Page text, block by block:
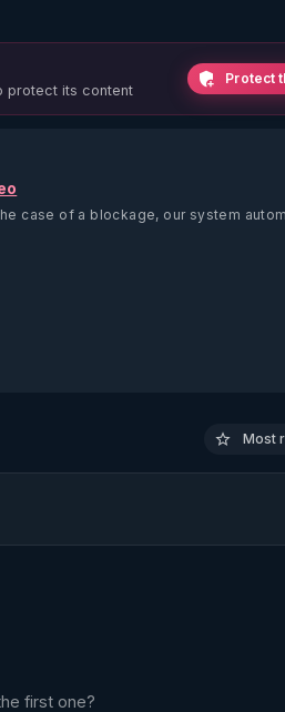
protect its content
Protect
case of a blockage, our system
Most
first one?